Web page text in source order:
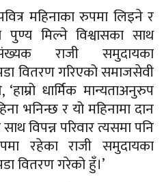
महिनाका रुपमा लिइने र
पुण्य मिल्ने विश्वासका साथ
राजी समुदायका
वितरण गरिएको समाजसेवी
धार्मिक मान्यताअनुरुप
भनिन्छ र यो महिनामा दान
विपन्न परिवार त्यसमा पनि
रहेका राजी समुदायका
वितरण गरेको हुँ।’